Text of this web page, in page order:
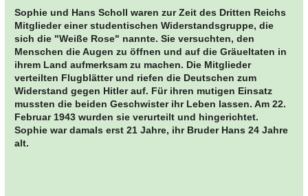
Sophie und Hans Scholl waren zur Zeit des Dritten Reichs
Mitglieder einer studentischen Widerstandsgruppe, die
sich die "Weiße Rose" nannte. Sie versuchten, den
Menschen die Augen zu öffnen und auf die Gräueltaten in
ihrem Land aufmerksam zu machen. Die Mitglieder
verteilten Flugblätter und riefen die Deutschen zum
Widerstand gegen Hitler auf. Für ihren mutigen Einsatz
mussten die beiden Geschwister ihr Leben lassen. Am 22.
Februar 1943 wurden sie verurteilt und hingerichtet.
Sophie war damals erst 21 Jahre, ihr Bruder Hans 24 Jahre
alt.